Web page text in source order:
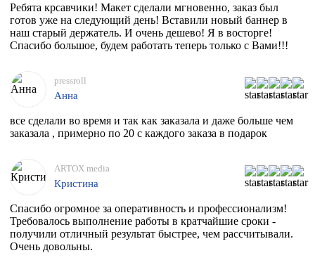
Ребята крсавчики! Макет сделали мгновенно, заказ был
готов уже на следующий день! Вставили новый баннер в
наш старый держатель. И очень дешево! Я в восторге!
Спасибо большое, будем работать теперь только с Вами!!!
pressroll
Анна
все сделали во время и так как заказала и даже больше чем
заказала , примерно по 20 с каждого заказа в подарок
ARTOX media
Кристина
Спасибо огромное за оперативность и профессионализм!
Требовалось выполнение работы в кратчайшие сроки -
получили отличный результат быстрее, чем рассчитывали.
Очень довольны.